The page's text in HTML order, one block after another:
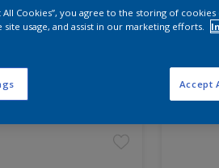
All Cookies”, you agree to the storing of
site usage, and assist in our marketing efforts.
Accept